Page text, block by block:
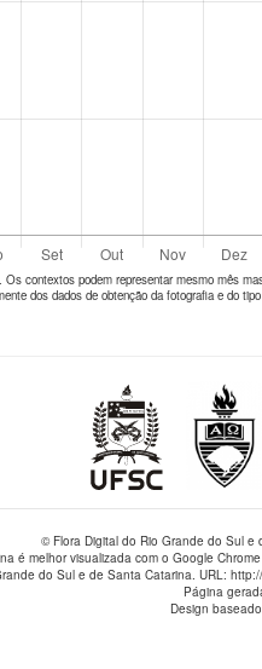
contextos podem representar mesmo mês
dos dados de obtenção da fotografia e do tipo
© Flora Digital do Rio Grande do Sul e
é melhor visualizada com o Google
do Sul e de Santa Catarina. URL:
Página
Design